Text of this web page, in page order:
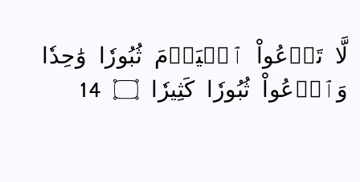
لَّا تَدۡعُواْ ٱلۡيَوۡمَ ثُبُورٗا وَٰحِدٗا
وَٱدۡعُواْ ثُبُورٗا كَثِيرٗا ۝ 14